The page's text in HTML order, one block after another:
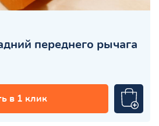
переднего рычага
в 1 клик